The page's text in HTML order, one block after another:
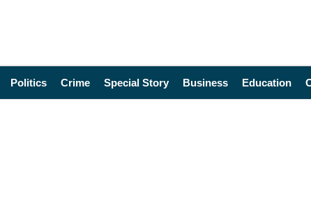
Politics Crime Special Story Business Education